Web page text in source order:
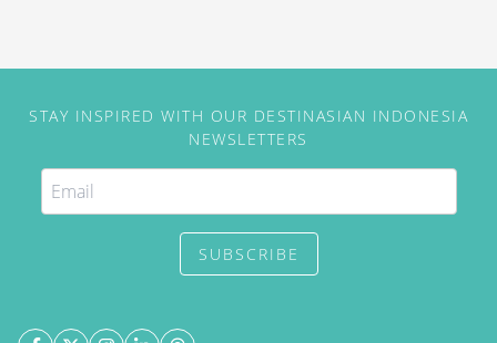
STAY INSPIRED WITH OUR DESTINASIAN INDONESIA
NEWSLETTERS
SUBSCRIBE